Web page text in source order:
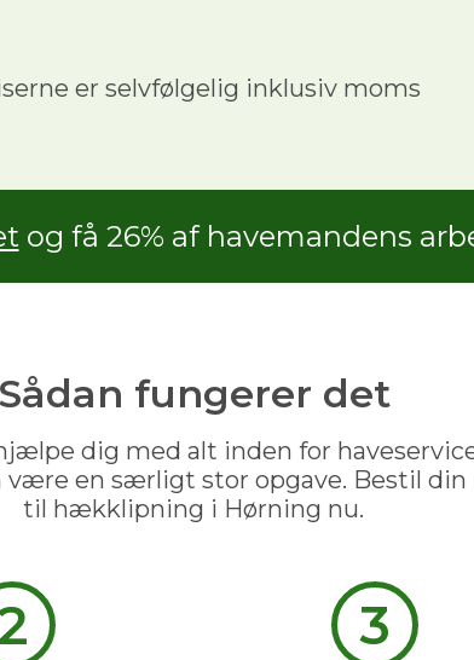
er selvfølgelig inklusiv moms
og få 26% af havemandens
Sådan fungerer det
dig med alt inden for
en særligt stor opgave. Bestil din
til hækklipning i Hørning nu.
3